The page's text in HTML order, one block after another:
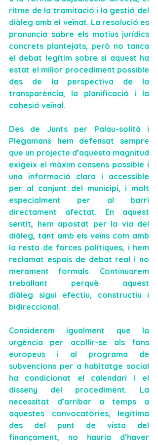
ritme de la tramitació i la gestió del
diàleg amb el veïnat. La resolució es
pronuncia sobre els motius jurídics
concrets plantejats, però no tanca
el debat legítim sobre si aquest ha
estat el millor procediment possible
des de la perspectiva de la
transparència, la planificació i la
cohesió veïnal.
Des de Junts per Palau-solità i
Plegamans hem defensat sempre
exigeix el màxim consens possible i
una informació clara i accessible
per al conjunt del municipi, i molt
especialment per al barri
directament afectat. En aquest
sentit, hem apostat per la via del
diàleg, tant amb els veïns com amb
la resta de forces polítiques, i hem
reclamat espais de debat real i no
treballant perquè aquest
diàleg sigui efectiu, constructiu i
bidireccional.
Considerem igualment que la
urgència per acollir-se als fons
europeus i al programa de
ha condicionat el calendari i el
disseny del procediment. La
necessitat d’arribar a temps a
aquestes convocatòries, legítima
des del punt de vista del
finançament, no hauria d’haver